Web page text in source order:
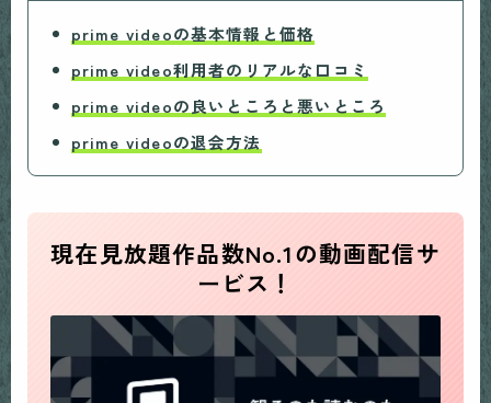
prime videoの基本情報と価格
prime video利用者のリアルな口コミ
prime videoの良いところと悪いところ
prime videoの退会方法
現在見放題作品数No.1の動画配信サ
ービス！